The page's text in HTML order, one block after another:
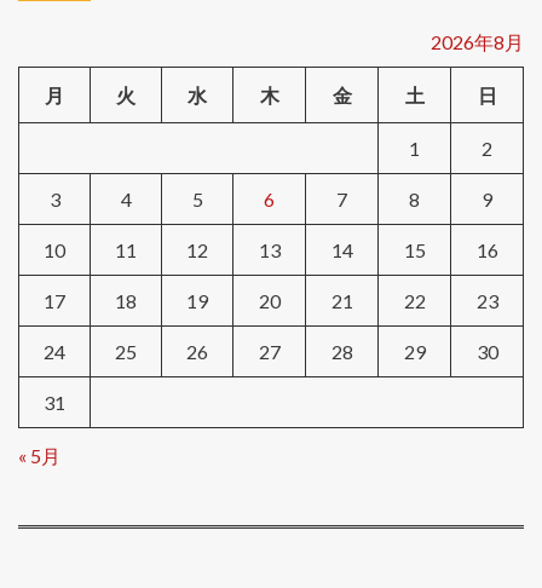
2026年8月
月 火 水 木 金 土 日
1 2
3 4 5 6 7 8 9
10 11 12 13 14 15 16
17 18 19 20 21 22 23
24 25 26 27 28 29 30
31
« 5月